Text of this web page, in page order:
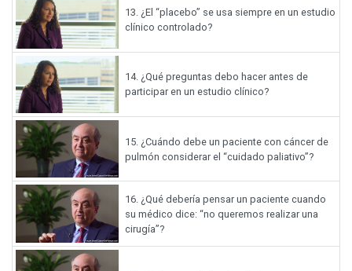
13. ¿El “placebo” se usa siempre en un estudio
clínico controlado?
14.¿Qué preguntas debo hacer antes de
participar en un estudio clínico?
15. ¿Cuándo debe un paciente con cáncer de
pulmón considerar el “cuidado paliativo”?
16. ¿Qué debería pensar un paciente cuando
su médico dice: “no queremos realizar una
cirugía”?